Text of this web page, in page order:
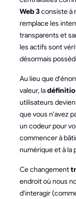
Web 3consiste à
remplace les
transparents et
les actifs sont
désormais
Au lieu que
valeur, la
utilisateurs
que vous n'avez
un codeur pour
commencer à
numérique et à la
Ce changement
endroit où nous
d'interagir